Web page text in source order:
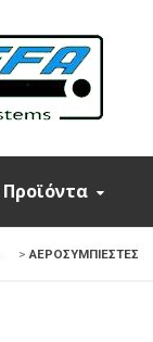
Προϊόντα
>ΑΕΡΟΣΥΜΠΙΕΣΤΕΣ